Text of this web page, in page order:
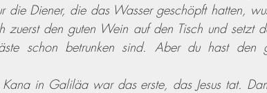
Diener, die das Wasser geschöpft hatten,
zuerst den guten Wein auf den Tisch und setzt
schon betrunken sind. Aber du hast den
in Galiläa war das erste, das Jesus tat.